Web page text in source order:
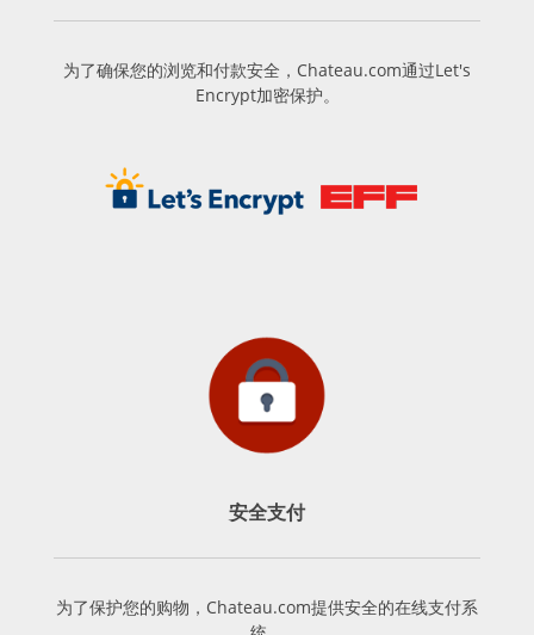
为了确保您的浏览和付款安全，Chateau.com通过Let's
Encrypt加密保护。
安全支付
为了保护您的购物，Chateau.com提供安全的在线支付系